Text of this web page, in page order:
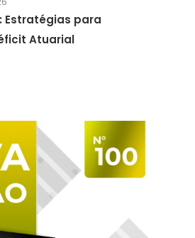
Estratégias para
Atuarial